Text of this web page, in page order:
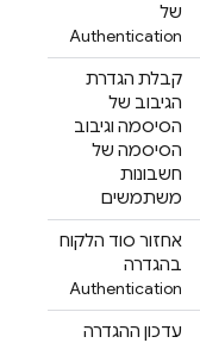
של
Authentication
קבלת הגדרת
הגיבוב של
הסיסמה וגיבוב
הסיסמה של
חשבונות
משתמשים
אחזור סוד הלקוח
בהגדרה
Authentication
עדכון ההגדרה